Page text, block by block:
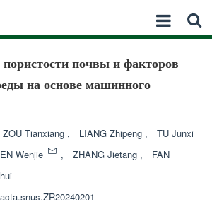
почвы и факторов
на основе машинного
ZOU Tianxiang , LIANG Zhipeng ,
TU Junxi
Wenjie , ZHANG Jietang ,
FAN